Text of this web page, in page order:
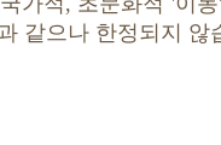
같으나 한정되지 않